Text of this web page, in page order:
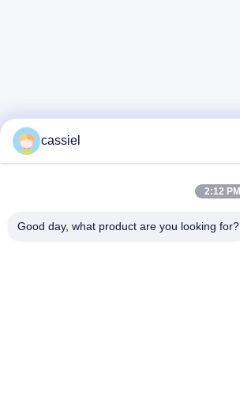
cassiel
2:12 PM
Good day, what product are you looking for?